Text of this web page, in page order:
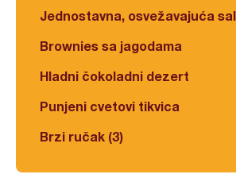
Jednostavna, osvežavajuća
Brownies sa jagodama
Hladni čokoladni dezert
Punjeni cvetovi tikvica
Brzi ručak (3)